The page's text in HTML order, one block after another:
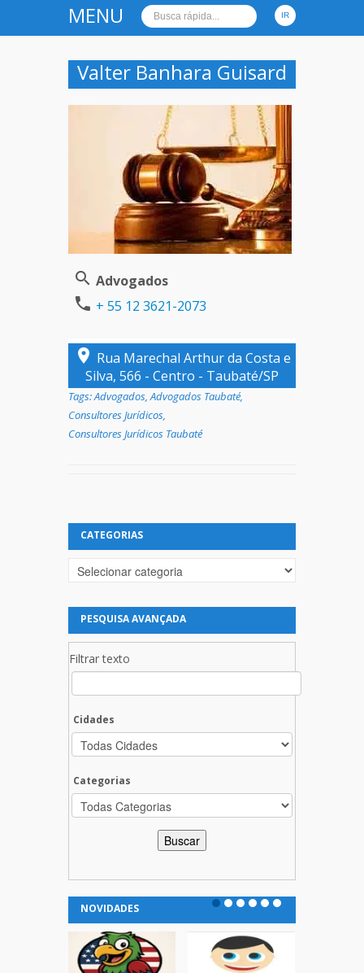
MENU
Valter Banhara Guisard
Advogados
+ 55 12 3621-2073
Rua Marechal Arthur da Costa e
Silva, 566 - Centro - Taubaté/SP
Tags:Advogados,Advogados Taubaté,
Consultores Jurídicos,
Consultores Jurídicos Taubaté
CATEGORIAS
Categorias
PESQUISA AVANÇADA
Filtrar texto
Cidades
Categorias
NOVIDADES